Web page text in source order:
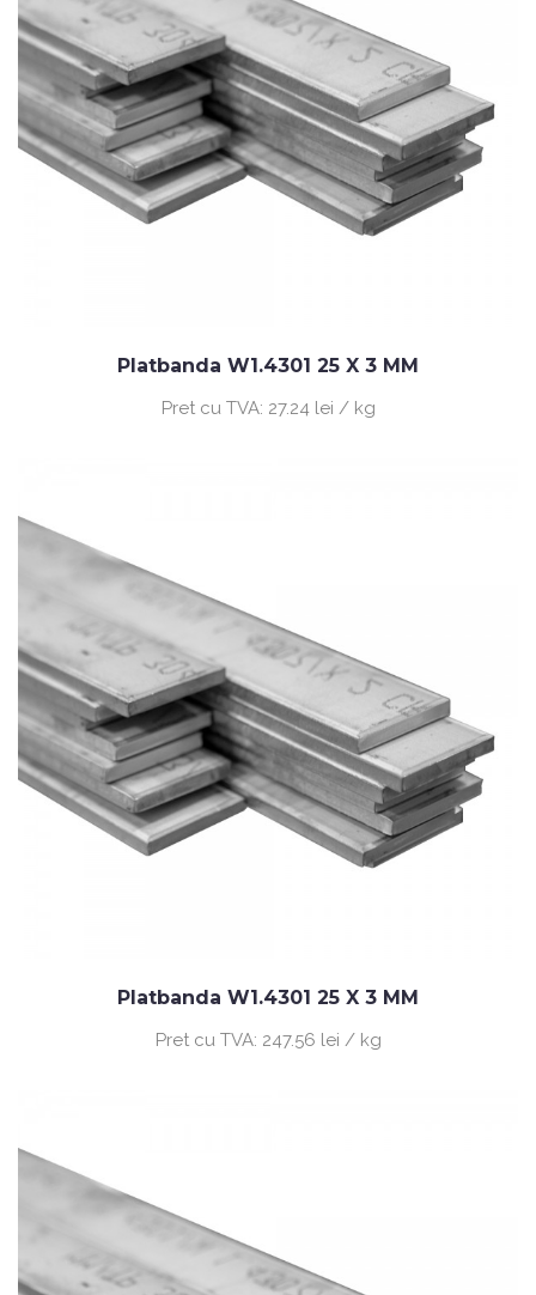
Platbanda W1.4301 25 X 3 MM
Pret cu TVA: 27.24 lei / kg
Platbanda W1.4301 25 X 3 MM
Pret cu TVA: 247.56 lei / kg